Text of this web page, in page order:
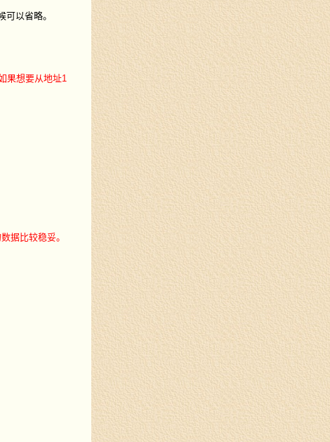
以省略。
果想要从地址1
据比较稳妥。